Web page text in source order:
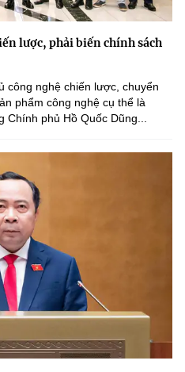
lược, phải biến chính sách
công nghệ chiến lược, chuyển
phẩm công nghệ cụ thể là
phủ Hồ Quốc Dũng...